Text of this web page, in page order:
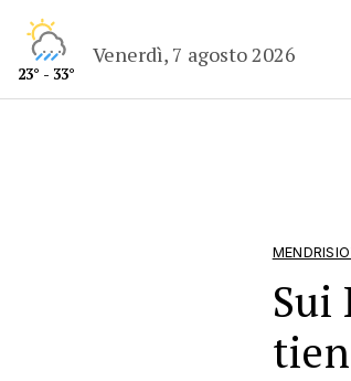
23° - 33°
Venerdì, 7 agosto 2026
Sui